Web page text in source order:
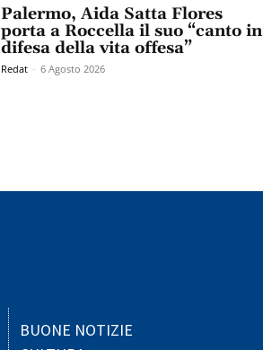
Palermo, Aida Satta Flores
porta a Roccella il suo “canto in
difesa della vita offesa”
Redat - 6 Agosto 2026
BUONE NOTIZIE